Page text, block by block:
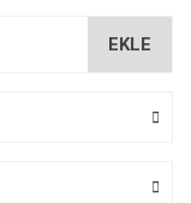
EKLE